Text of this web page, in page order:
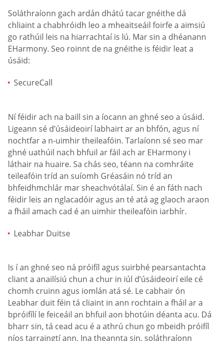
Soláthraíonn gach ardán dhátú tacar gnéithe dá
chliaint a chabhróidh leo a mheaitseáil foirfe a aimsiú
go rathúil leis na hiarrachtaí is lú. Mar sin a dhéanann
EHarmony. Seo roinnt de na gnéithe is féidir leat a
úsáid:
SecureCall
Ní féidir ach na baill sin a íocann an ghné seo a úsáid.
Ligeann sé d’úsáideoirí labhairt ar an bhfón, agus ní
nochtfar a n-uimhir theileafóin. Tarlaíonn sé seo mar
ghné uathúil nach bhfuil ar fáil ach ar EHarmony i
láthair na huaire. Sa chás seo, téann na comhráite
teileafóin tríd an suíomh Gréasáin nó tríd an
bhfeidhmchlár mar sheachvótálaí. Sin é an fáth nach
féidir leis an nglacadóir agus an té atá ag glaoch araon
a fháil amach cad é an uimhir theileafóin iarbhír.
Leabhar Duitse
Is í an ghné seo ná próifíl agus suirbhé pearsantachta
cliant a anailísiú chun a chur in iúl d’úsáideoirí eile cé
chomh cruinn agus iomlán atá sé. Le cabhair ón
Leabhar duit féin tá cliaint in ann rochtain a fháil ar a
bpróifílí le feiceáil an bhfuil aon bhotúin déanta acu. Dá
bharr sin, tá cead acu é a athrú chun go mbeidh próifíl
níos tarraingtí ann. Ina theannta sin, soláthraíonn